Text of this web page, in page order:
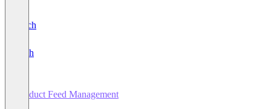
Deutsch
English
Product Feed Management